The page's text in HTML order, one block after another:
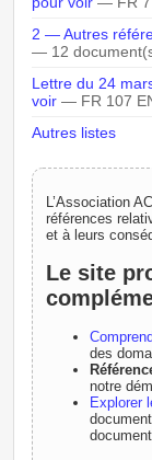
2 — Autres
— 12
Lettre du 24
voir — FR 107
Autres listes
L’Association
références
et à leurs
Le site
des
notre
Explorer